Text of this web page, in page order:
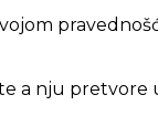
a nju pretvore